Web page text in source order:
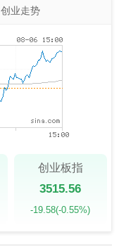
创业走势
创业板指
3515.56
-19.58(-0.55%)